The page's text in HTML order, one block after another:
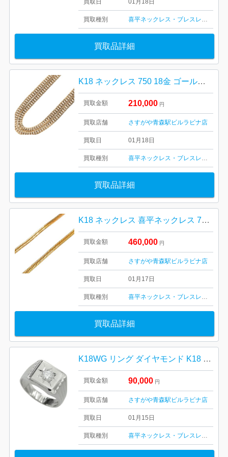
買取日 01月18日
買取種別 喜平ネックレス・ブレスレット
買取品詳細
K18 ネックレス 750 18金 ゴールド 貴金属 アクセサリー
買取金額 210,000 円
買取店舗 さすがや青森駅ビルラビナ店
買取日 01月18日
買取種別 喜平ネックレス・ブレスレット
買取品詳細
K18 ネックレス 喜平ネックレス 750 18金
買取金額 460,000 円
買取店舗 さすがや青森駅ビルラビナ店
買取日 01月17日
買取種別 喜平ネックレス・ブレスレット
買取品詳細
K18WG リング ダイヤモンド K18 ゴールド ホワイトゴールド 750 パラジウム 18金
買取金額 90,000 円
買取店舗 さすがや青森駅ビルラビナ店
買取日 01月15日
買取種別 喜平ネックレス・ブレスレット